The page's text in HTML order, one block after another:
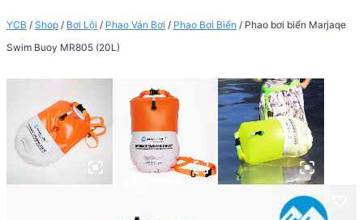
YCB / Shop / Bơi Lội / Phao Ván Bơi / Phao Bơi Biển / Phao bơi biển Marjaqe
Swim Buoy MR805 (20L)